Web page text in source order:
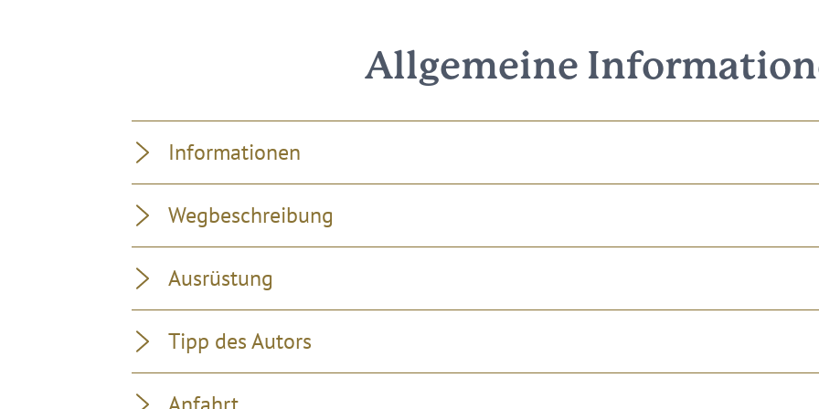
Allgemeine
Informationen
Wegbeschreibung
Ausrüstung
Tipp des Autors